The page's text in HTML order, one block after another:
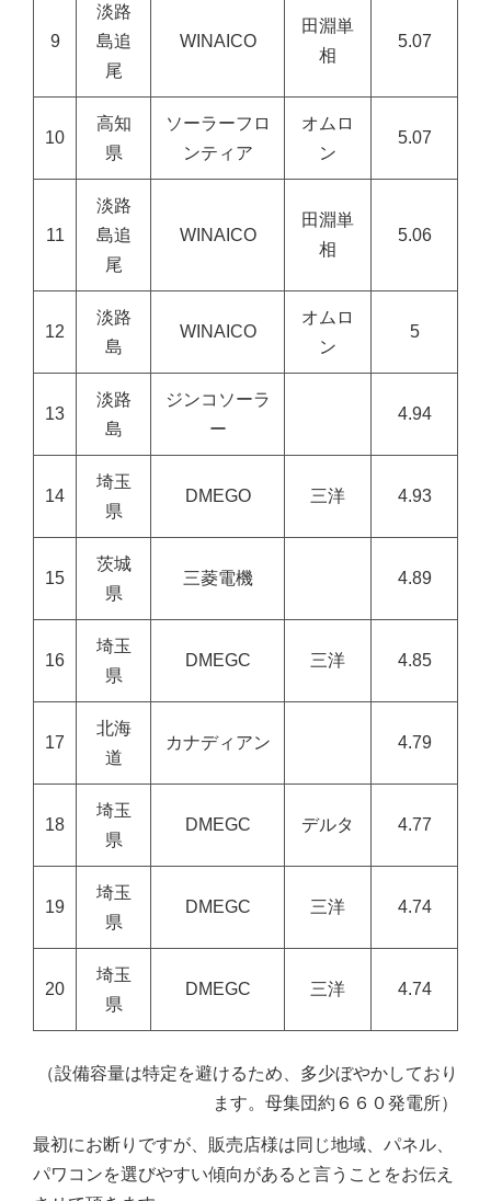
9
淡路
島追
尾
WINAICO
田淵単
相
5.07
10
高知
県
ソーラーフロ
ンティア
オムロ
ン
5.07
11
淡路
島追
尾
WINAICO
田淵単
相
5.06
12
淡路
島
WINAICO
オムロ
ン
5
13
淡路
島
ジンコソーラ
ー
4.94
14
埼玉
県
DMEGO 三洋 4.93
15
茨城
県
三菱電機 4.89
16
埼玉
県
DMEGC 三洋 4.85
17
北海
道
カナディアン 4.79
18
埼玉
県
DMEGC デルタ 4.77
19
埼玉
県
DMEGC 三洋 4.74
20
埼玉
県
DMEGC 三洋 4.74
（設備容量は特定を避けるため、多少ぼやかしており
ます。母集団約６６０発電所）
最初にお断りですが、販売店様は同じ地域、パネル、
パワコンを選びやすい傾向があると言うことをお伝え